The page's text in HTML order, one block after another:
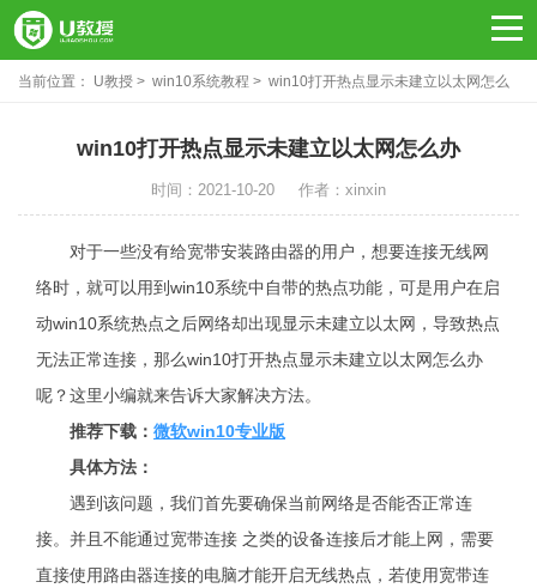
当前位置： U教授 win10系统教程 win10打开热点显示未建立以太网怎么
win10打开热点显示未建立以太网怎么办
时间：2021-10-20 作者：xinxin
对于一些没有给宽带安装路由器的用户，想要连接无线网
络时，就可以用到win10系统中自带的热点功能，可是用户在启
动win10系统热点之后网络却出现显示未建立以太网，导致热点
无法正常连接，那么win10打开热点显示未建立以太网怎么办
呢？这里小编就来告诉大家解决方法。
推荐下载： 微软win10专业版
具体方法：
遇到该问题，我们首先要确保当前网络是否能否正常连
接。并且不能通过宽带连接 之类的设备连接后才能上网，需要
直接使用路由器连接的电脑才能开启无线热点，若使用宽带连